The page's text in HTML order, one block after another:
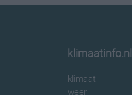
klimaatinfo.nl
klimaat
weer